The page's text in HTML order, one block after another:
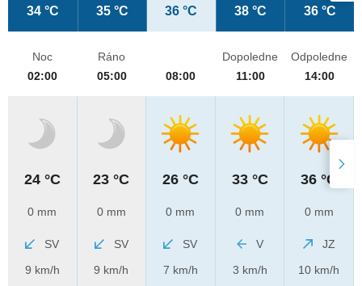
34 °C 35 °C 36 °C 38 °C 36 °C
Noc
02:00
24 °C
0 mm
SV
9 km/h
Ráno
05:00
23 °C
0 mm
SV
9 km/h
08:00
26 °C
0 mm
SV
7 km/h
Dopoledne
11:00
33 °C
0 mm
V
3 km/h
Odpoledne
14:00
36 °C
0 mm
JZ
10 km/h